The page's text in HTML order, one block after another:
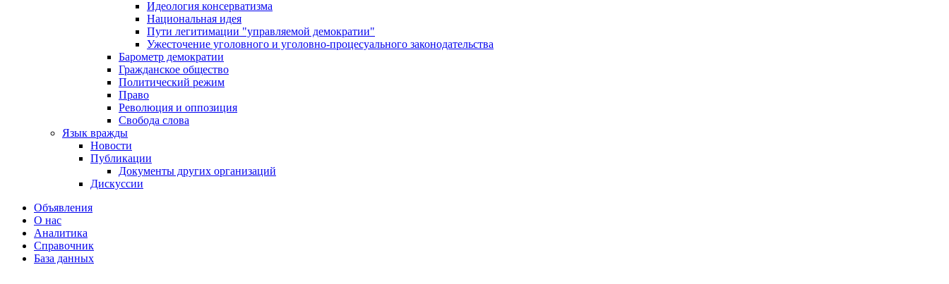
Идеология консерватизма
Национальная идея
Пути легитимации "управляемой демократии"
Ужесточение уголовного и уголовно-процесуального законодательства
Барометр демократии
Гражданское общество
Политический режим
Право
Революция и оппозиция
Свобода слова
Язык вражды
Новости
Публикации
Документы других организаций
Дискуссии
Объявления
О нас
Аналитика
Справочник
База данных